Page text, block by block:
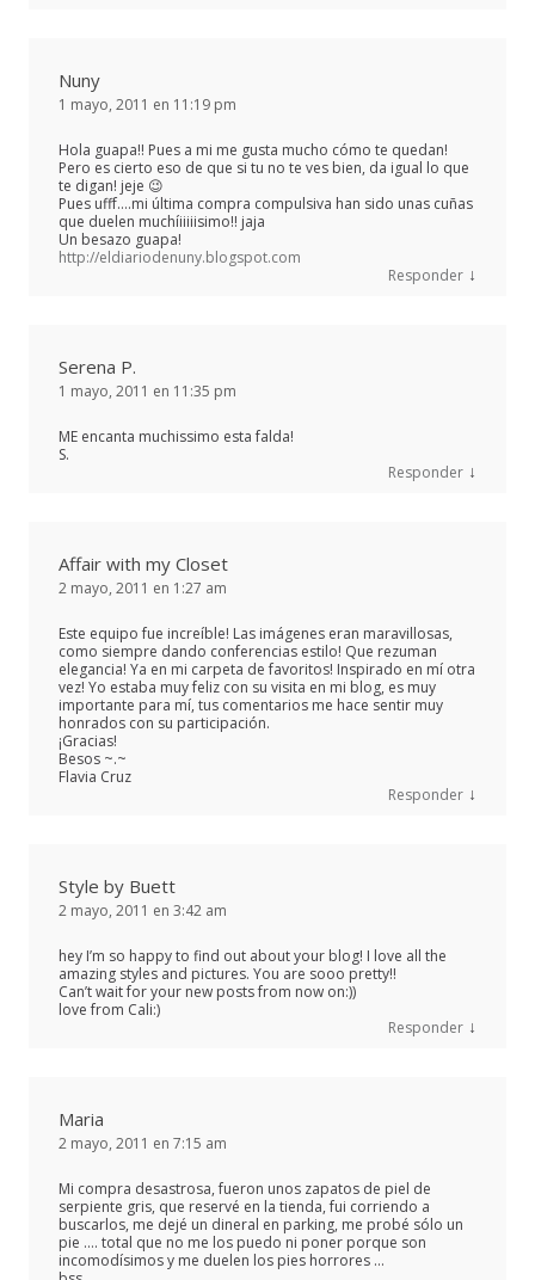
Nuny
1 mayo, 2011 en 11:19 pm
Hola guapa!! Pues a mi me gusta mucho cómo te quedan!
Pero es cierto eso de que si tu no te ves bien, da igual lo que
te digan! jeje 😉
Pues ufff….mi última compra compulsiva han sido unas cuñas
que duelen muchíiiiiisimo!! jaja
Un besazo guapa!
http://eldiariodenuny.blogspot.com
Responder ↓
Serena P.
1 mayo, 2011 en 11:35 pm
ME encanta muchissimo esta falda!
S.
Responder ↓
Affair with my Closet
2 mayo, 2011 en 1:27 am
Este equipo fue increíble! Las imágenes eran maravillosas,
como siempre dando conferencias estilo! Que rezuman
elegancia! Ya en mi carpeta de favoritos! Inspirado en mí otra
vez! Yo estaba muy feliz con su visita en mi blog, es muy
importante para mí, tus comentarios me hace sentir muy
honrados con su participación.
¡Gracias!
Besos ~.~
Flavia Cruz
Responder ↓
Style by Buett
2 mayo, 2011 en 3:42 am
hey I’m so happy to find out about your blog! I love all the
amazing styles and pictures. You are sooo pretty!!
Can’t wait for your new posts from now on:))
love from Cali:)
Responder ↓
Maria
2 mayo, 2011 en 7:15 am
Mi compra desastrosa, fueron unos zapatos de piel de
serpiente gris, que reservé en la tienda, fui corriendo a
buscarlos, me dejé un dineral en parking, me probé sólo un
pie …. total que no me los puedo ni poner porque son
incomodísimos y me duelen los pies horrores …